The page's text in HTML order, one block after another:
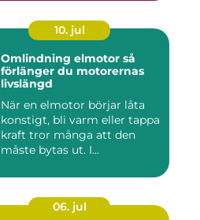
10. jul
Omlindning elmotor så
förlänger du motorernas
livslängd
När en elmotor börjar låta
konstigt, bli varm eller tappa
kraft tror många att den
måste bytas ut. I...
06. jul